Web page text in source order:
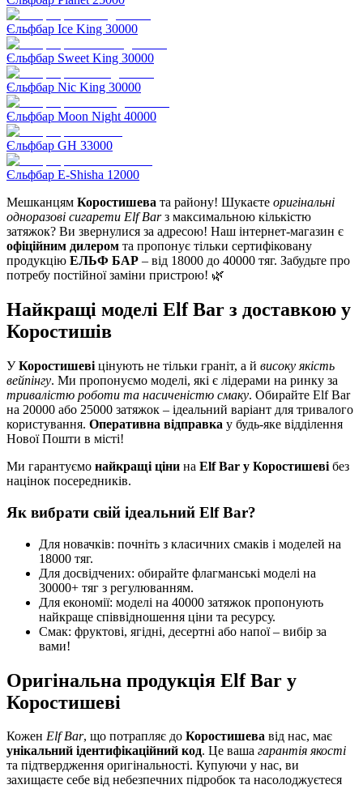
Єльфбар Ice King 30000
Єльфбар Sweet King 30000
Єльфбар Nic King 30000
Єльфбар Moon Night 40000
Єльфбар GH 33000
Єльфбар E-Shisha 12000
Мешканцям Коростишева та району! Шукаєте оригінальні
одноразові сигарети Elf Barз максимальною кількістю
затяжок? Ви звернулися за адресою! Наш інтернет-магазин є
офіційним дилером та пропонує тільки сертифіковану
продукцію ЕЛЬФ БАР – від 18000 до 40000 тяг. Забудьте про
потребу постійної заміни пристрою! 🌿
Найкращі моделі Elf Bar з доставкою у
Коростишів
УКоростишеві цінують не тільки граніт, а й високу якість
вейпінгу. Ми пропонуємо моделі, які є лідерами на ринку за
тривалістю роботи та насиченістю смаку. Обирайте Elf Bar
на 20000 або 25000 затяжок – ідеальний варіант для тривалого
користування. Оперативна відправка у будь-яке відділення
Нової Пошти в місті!
Ми гарантуємо найкращі ціни на Elf Bar у Коростишеві без
націнок посередників.
Як вибрати свій ідеальний Elf Bar?
Для новачків: почніть з класичних смаків і моделей на
18000 тяг.
Для досвідчених: обирайте флагманські моделі на
30000+ тяг з регулюванням.
Для економії: моделі на 40000 затяжок пропонують
найкраще співвідношення ціни та ресурсу.
Смак: фруктові, ягідні, десертні або напої – вибір за
вами!
Оригінальна продукція Elf Bar у
Коростишеві
Кожен Elf Bar, що потрапляє до Коростишева від нас, має
унікальний ідентифікаційний код. Це ваша гарантія якості
та підтвердження оригінальності. Купуючи у нас, ви
захищаєте себе від небезпечних підробок та насолоджуєтеся